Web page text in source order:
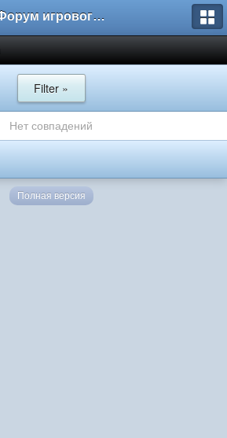
Форум игрового проекта Riverrise
Filter »
Нет совпадений
Полная версия